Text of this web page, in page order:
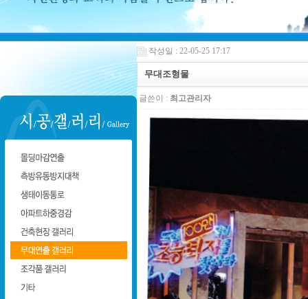
작성일 : 22-05-25 17:17
무대조형물
글쓴이 : 최고관리자